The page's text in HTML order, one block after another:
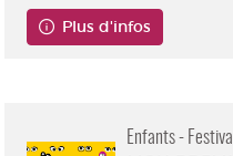
Plus d'infos
Enfants - Festival